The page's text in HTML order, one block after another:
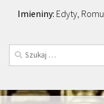
Edyty,
Szukaj: